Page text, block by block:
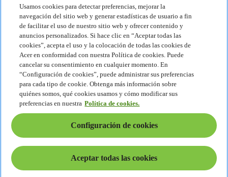
Sostenibilidad
Sostenibilidad
Responsabilidad social corporativa
Huella de carbono del producto
Proyecto Humanity
Earthion
Política de privacidad
Política de cookies
Aviso legal
Información legal adicional
Política de accesibilidad
Configuración de cookies
Chile - Español
© 2026 Acer Inc.
Usamos cookies para detectar preferencias, mejorar la
navegación del sitio web y generar estadísticas de usuario a fin
de facilitar el uso de nuestro sitio web y ofrecer contenido y
anuncios personalizados. Si hace clic en “Aceptar todas las
cookies”, acepta el uso y la colocación de todas las cookies de
Acer en conformidad con nuestra Política de cookies. Puede
cancelar su consentimiento en cualquier momento. En
“Configuración de cookies”, puede administrar sus preferencias
para cada tipo de cookie. Obtenga más información sobre
quiénes somos, qué cookies usamos y cómo modificar sus
preferencias en nuestra Política de cookies.
Configuración de cookies
Aceptar todas las cookies